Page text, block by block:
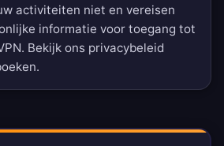
activiteiten niet en vereisen
informatie voor toegang tot
Bekijk ons privacybeleid
.